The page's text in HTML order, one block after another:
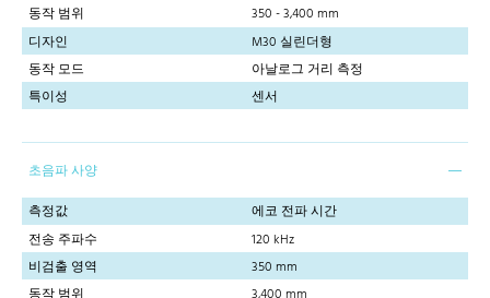
동작 범위
350 - 3,400 mm
디자인
M30 실린더형
동작 모드
아날로그 거리 측정
특이성
센서
초음파 사양
측정값
에코 전파 시간
전송 주파수
120 kHz
비검출 영역
350 mm